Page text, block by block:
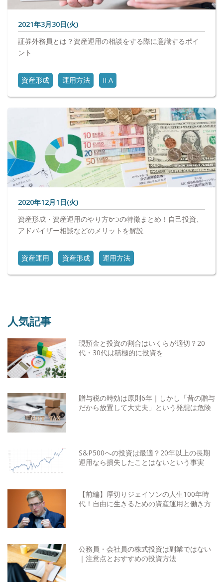
2021年3月30日(火)
証券外務員とは？資産運用の相談をする際に意識するポイ
ント
資産形成 運用方法 IFA
2020年12月1日(火)
資産形成・資産運用のやり方6つの特徴まとめ！自己投資、
アドバイザー相談などのメリットを解説
資産運用 資産形成 運用方法
人気記事
現預金と投資の割合はいくらが適切？20
代・30代は積極的に投資を
贈与税の時効は原則6年｜しかし「昔の贈与
だから放置して大丈夫」という発想は危険
S&P500への投資は最適？20年以上の長期
運用なら損失したことはないという事実
【前編】厚切りジェイソンの人生100年時
代！自由に生きるための資産運用と働き方
公務員・会社員の株式投資は副業ではない
｜注意点とおすすめの投資方法